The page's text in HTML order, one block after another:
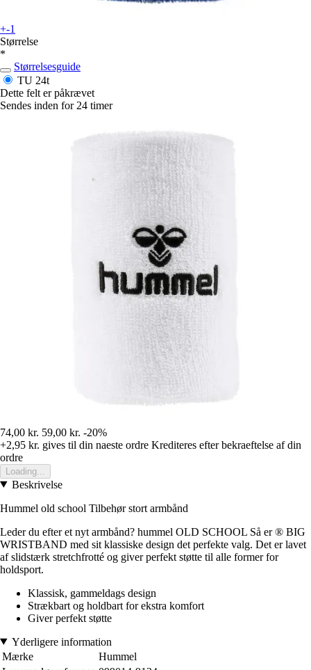
+-1
Størrelse
*
Størrelsesguide
TU 24t
Dette felt er påkrævet
Sendes inden for 24 timer
74,00 kr. 59,00 kr. -20%
+2,95 kr. gives til din naeste ordre Krediteres efter bekraeftelse af din
ordre
Loading...
Beskrivelse
Hummel old school Tilbehør stort armbånd
Leder du efter et nyt armbånd? hummel OLD SCHOOL Så er ® BIG
WRISTBAND med sit klassiske design det perfekte valg. Det er lavet
af slidstærk stretchfrotté og giver perfekt støtte til alle former for
holdsport.
Klassisk, gammeldags design
Strækbart og holdbart for ekstra komfort
Giver perfekt støtte
Yderligere information
Mærke
Hummel